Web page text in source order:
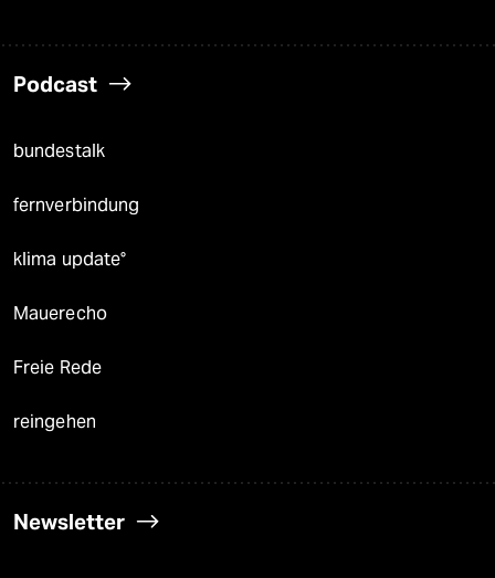
Podcast
bundestalk
fernverbindung
klima update°
Mauerecho
Freie Rede
reingehen
Newsletter